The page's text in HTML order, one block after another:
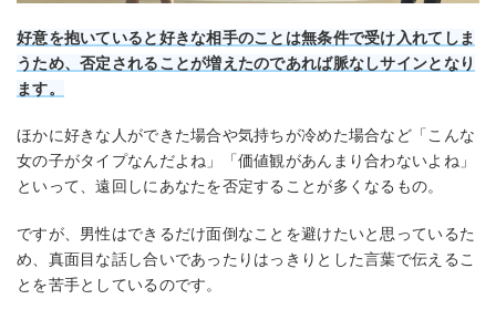
好意を抱いていると好きな相手のことは無条件で受け入れてしま
うため、否定されることが増えたのであれば脈なしサインとなり
ます。
ほかに好きな人ができた場合や気持ちが冷めた場合など「こんな
女の子がタイプなんだよね」「価値観があんまり合わないよね」
といって、遠回しにあなたを否定することが多くなるもの。
ですが、男性はできるだけ面倒なことを避けたいと思っているた
め、真面目な話し合いであったりはっきりとした言葉で伝えるこ
とを苦手としているのです。